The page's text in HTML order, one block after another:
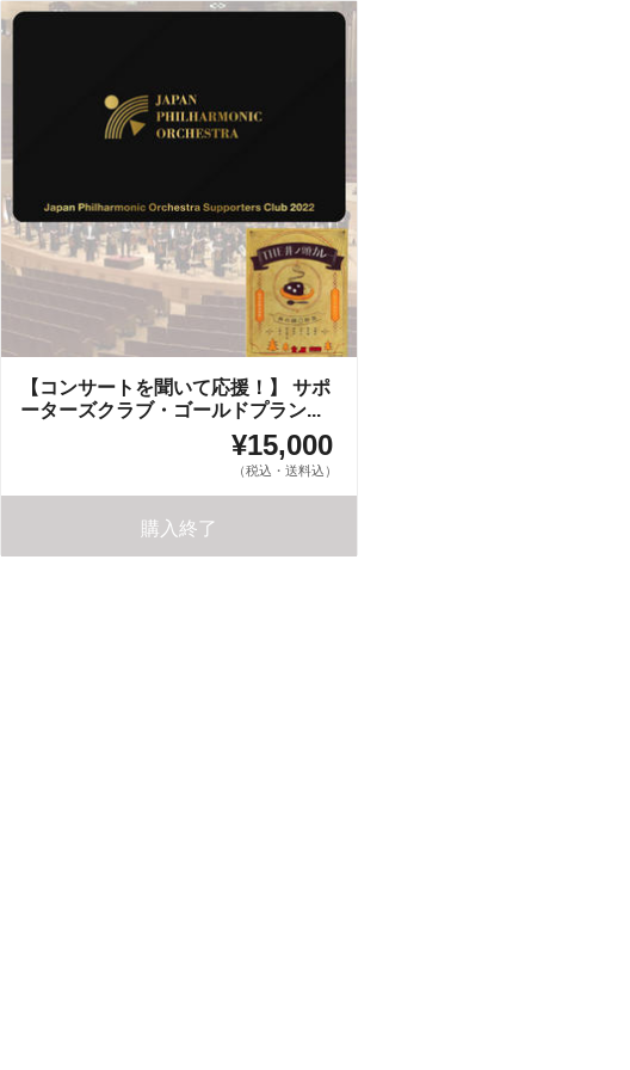
【コンサートを聞いて応援！】 サポ
ーターズクラブ・ゴールドプラン...
¥15,000
（税込・送料込）
購入終了